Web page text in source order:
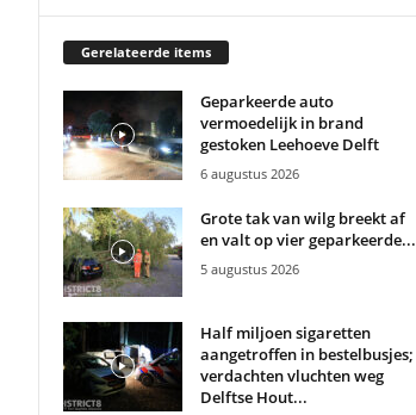
Gerelateerde items
Geparkeerde auto
vermoedelijk in brand
gestoken Leehoeve Delft
6 augustus 2026
Grote tak van wilg breekt af
en valt op vier geparkeerde...
5 augustus 2026
Half miljoen sigaretten
aangetroffen in bestelbusjes;
verdachten vluchten weg
Delftse Hout...